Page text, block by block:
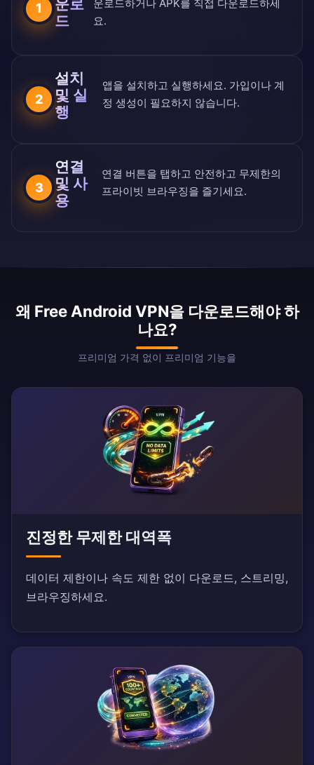
1
운로
드
운로드하거나 APK를 직접 다운로드하세
요.
2
설치
및 실
행
앱을 설치하고 실행하세요. 가입이나 계
정 생성이 필요하지 않습니다.
3
연결
및 사
용
연결 버튼을 탭하고 안전하고 무제한의
프라이빗 브라우징을 즐기세요.
왜 Free Android VPN을 다운로드해야 하
나요?
프리미엄 가격 없이 프리미엄 기능을
진정한 무제한 대역폭
데이터 제한이나 속도 제한 없이 다운로드, 스트리밍,
브라우징하세요.